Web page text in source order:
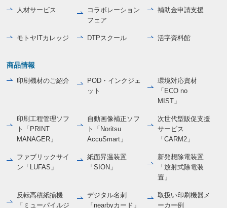
人材サービス
コラボレーション
フェア
補助金申請支援
モトヤITカレッジ DTPスクール 活字資料館
商品情報
印刷機材のご紹介
POD・インクジェ
ット
環境対応資材
「ECO no
MIST」
印刷工程管理ソフ
ト「PRINT
MANAGER」
自動画像補正ソフ
ト「Noritsu
AccuSmart」
次世代型販促支援
サービス
「CARM2」
ファブリックサイ
ン「LUFAS」
紙面昇温装置
「SION」
新発想除電装置
「放射式除電装
置」
反転高積紙揃機
「ミューパイルジ
デジタル名刺
「nearbyカード」
取扱い印刷機器メ
ーカー例